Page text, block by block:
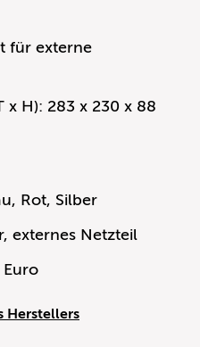
für externe
x H): 283 x 230 x 88
Rot, Silber
externes Netzteil
Herstellers